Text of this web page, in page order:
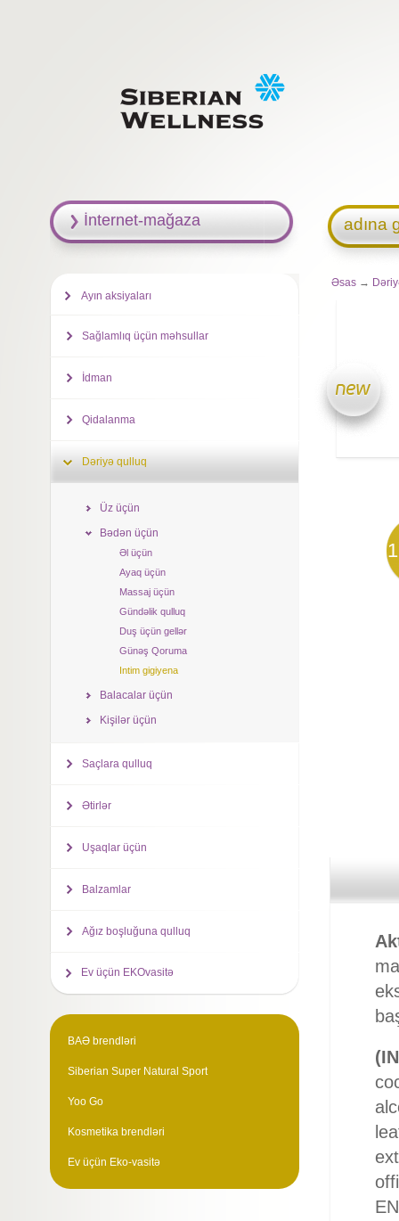
adına
Əsas →
İnternet-mağaza
Ayın aksiyaları
Sağlamlıq üçün məhsullar
İdman
Qidalanma
Dəriyə qulluq
Üz üçün
Bədən üçün
Əl üçün
Ayaq üçün
Massaj üçün
Gündəlik qulluq
Duş üçün gellər
Günəş Qoruma
Intim gigiyena
Balacalar üçün
Kişilər üçün
Saçlara qulluq
Ətirlər
Uşaqlar üçün
Balzamlar
Ağız boşluğuna qulluq
Ev üçün EKOvasitə
BAƏ brendləri
Siberian Super Natural Sport
Yoo Go
Kosmetika brendləri
Ev üçün Eko-vasitə